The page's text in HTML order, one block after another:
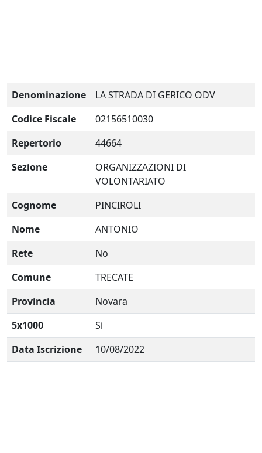
Denominazione
LA STRADA DI GERICO ODV
Codice Fiscale
02156510030
Repertorio
44664
Sezione
ORGANIZZAZIONI DI
VOLONTARIATO
Cognome
PINCIROLI
Nome
ANTONIO
Rete
No
Comune
TRECATE
Provincia
Novara
5x1000
Si
Data Iscrizione
10/08/2022